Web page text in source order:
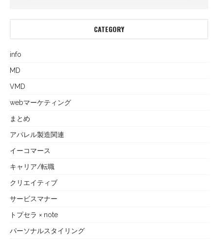
CATEGORY
info
MD
VMD
webマーケティング
まとめ
アパレル製造関連
イーコマース
キャリア/転職
クリエイティブ
サービスマナー
トプセラ × note
パーソナルスタイリング